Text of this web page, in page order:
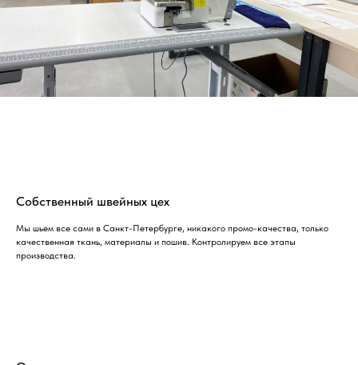
Собственный швейных цех
Мы шьем все сами в Санкт-Петербурге, никакого промо-качества, только
качественная ткань, материалы и пошив. Контролируем все этапы
производства.